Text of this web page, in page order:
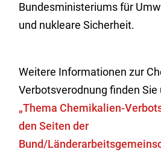
Bundesministeriums für
und nukleare Sicherheit.
Weitere Informationen zur
Verbotsverodnung finden Sie
„Thema Chemikalien-
den Seiten der
Bund/